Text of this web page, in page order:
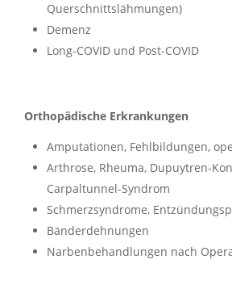
Querschnittslähmungen)
Demenz
Long-COVID und Post-COVID
Orthopädische Erkrankungen
Amputationen, Fehlbildungen,
Arthrose, Rheuma, Dupuytren-
Carpaltunnel-Syndrom
Schmerzsyndrome,
Bänderdehnungen
Narbenbehandlungen nach